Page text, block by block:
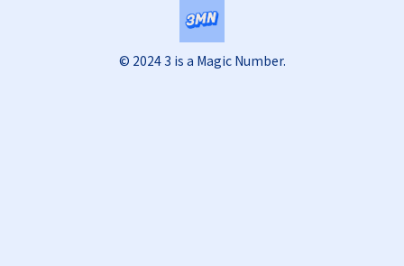
© 2024 3 is a Magic Number.